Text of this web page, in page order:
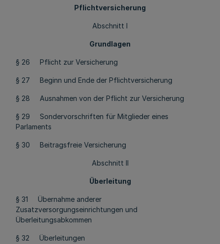
Pflichtversicherung
Abschnitt I
Grundlagen
§ 26 Pflicht zur Versicherung
§ 27 Beginn und Ende der Pflichtversicherung
§ 28 Ausnahmen von der Pflicht zur Versicherung
§ 29 Sondervorschriften für Mitglieder eines
Parlaments
§ 30 Beitragsfreie Versicherung
Abschnitt II
Überleitung
§ 31 Übernahme anderer
Zusatzversorgungseinrichtungen und
Überleitungsabkommen
§ 32 Überleitungen